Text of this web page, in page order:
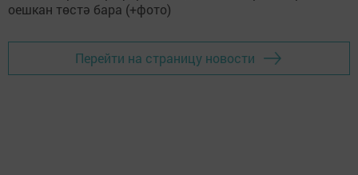
Перейти на страницу новости